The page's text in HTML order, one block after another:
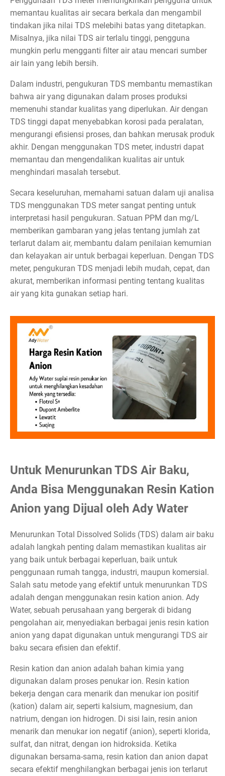
memantau kualitas air secara berkala dan mengambil
tindakan jika nilai TDS melebihi batas yang ditetapkan.
Misalnya, jika nilai TDS air terlalu tinggi, pengguna
mungkin perlu mengganti filter air atau mencari sumber
air lain yang lebih bersih.
Dalam industri, pengukuran TDS membantu memastikan
bahwa air yang digunakan dalam proses produksi
memenuhi standar kualitas yang diperlukan. Air dengan
TDS tinggi dapat menyebabkan korosi pada peralatan,
mengurangi efisiensi proses, dan bahkan merusak produk
akhir. Dengan menggunakan TDS meter, industri dapat
memantau dan mengendalikan kualitas air untuk
menghindari masalah tersebut.
Secara keseluruhan, memahami satuan dalam uji analisa
TDS menggunakan TDS meter sangat penting untuk
interpretasi hasil pengukuran. Satuan PPM dan mg/L
memberikan gambaran yang jelas tentang jumlah zat
terlarut dalam air, membantu dalam penilaian kemurnian
dan kelayakan air untuk berbagai keperluan. Dengan TDS
meter, pengukuran TDS menjadi lebih mudah, cepat, dan
akurat, memberikan informasi penting tentang kualitas
air yang kita gunakan setiap hari.
Untuk Menurunkan TDS Air Baku,
Anda Bisa Menggunakan Resin Kation
Anion yang Dijual oleh Ady Water
Menurunkan Total Dissolved Solids (TDS) dalam air baku
adalah langkah penting dalam memastikan kualitas air
yang baik untuk berbagai keperluan, baik untuk
penggunaan rumah tangga, industri, maupun komersial.
Salah satu metode yang efektif untuk menurunkan TDS
adalah dengan menggunakan resin kation anion. Ady
Water, sebuah perusahaan yang bergerak di bidang
pengolahan air, menyediakan berbagai jenis resin kation
anion yang dapat digunakan untuk mengurangi TDS air
baku secara efisien dan efektif.
Resin kation dan anion adalah bahan kimia yang
digunakan dalam proses penukar ion. Resin kation
bekerja dengan cara menarik dan menukar ion positif
(kation) dalam air, seperti kalsium, magnesium, dan
natrium, dengan ion hidrogen. Di sisi lain, resin anion
menarik dan menukar ion negatif (anion), seperti klorida,
sulfat, dan nitrat, dengan ion hidroksida. Ketika
digunakan bersama-sama, resin kation dan anion dapat
secara efektif menghilangkan berbagai jenis ion terlarut